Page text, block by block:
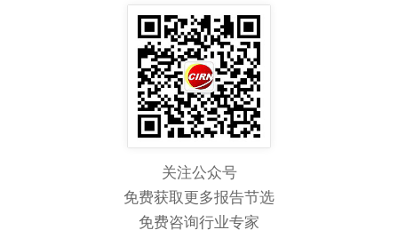
关注公众号
免费获取更多报告节选
免费咨询行业专家